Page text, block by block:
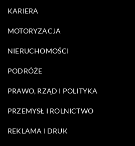
KARIERA
MOTORYZACJA
NIERUCHOMOŚCI
PODRÓŻE
PRAWO, RZĄD I POLITYKA
PRZEMYSŁ I ROLNICTWO
REKLAMA I DRUK